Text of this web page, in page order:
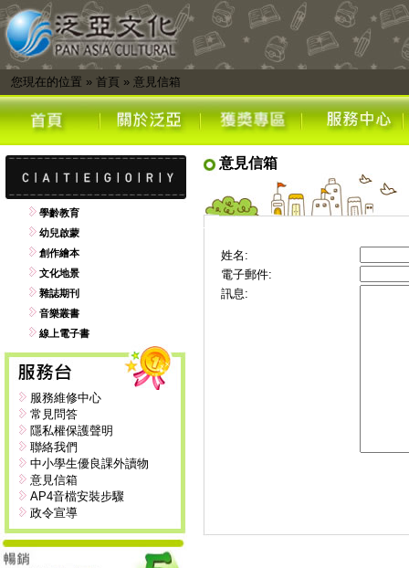
您現在的位置 » 首頁 » 意見信箱
學齡教育
幼兒啟蒙
創作繪本
文化地景
雜誌期刊
音樂叢書
線上電子書
服務維修中心
常見問答
隱私權保護聲明
聯絡我們
中小學生優良課外讀物
意見信箱
AP4音檔安裝步驟
政令宣導
意見信箱
姓名:
電子郵件:
訊息: